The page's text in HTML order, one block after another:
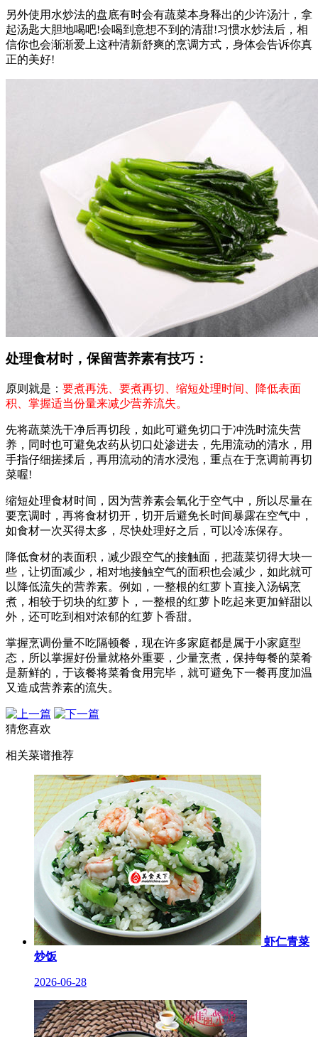
另外使用水炒法的盘底有时会有蔬菜本身释出的少许汤汁，拿
起汤匙大胆地喝吧!会喝到意想不到的清甜!习惯水炒法后，相
信你也会渐渐爱上这种清新舒爽的烹调方式，身体会告诉你真
正的美好!
处理食材时，保留营养素有技巧：
原则就是： 要煮再洗、要煮再切、缩短处理时间、降低表面
积、掌握适当份量来减少营养流失。
先将蔬菜洗干净后再切段，如此可避免切口于冲洗时流失营
养，同时也可避免农药从切口处渗进去，先用流动的清水，用
手指仔细搓揉后，再用流动的清水浸泡，重点在于烹调前再切
菜喔!
缩短处理食材时间，因为营养素会氧化于空气中，所以尽量在
要烹调时，再将食材切开，切开后避免长时间暴露在空气中，
如食材一次买得太多，尽快处理好之后，可以冷冻保存。
降低食材的表面积，减少跟空气的接触面，把蔬菜切得大块一
些，让切面减少，相对地接触空气的面积也会减少，如此就可
以降低流失的营养素。例如，一整根的红萝卜直接入汤锅烹
煮，相较于切块的红萝卜，一整根的红萝卜吃起来更加鲜甜以
外，还可吃到相对浓郁的红萝卜香甜。
掌握烹调份量不吃隔顿餐，现在许多家庭都是属于小家庭型
态，所以掌握好份量就格外重要，少量烹煮，保持每餐的菜肴
是新鲜的，于该餐将菜肴食用完毕，就可避免下一餐再度加温
又造成营养素的流失。
猜您喜欢
相关菜谱推荐
虾仁青菜
炒饭
2026-06-28